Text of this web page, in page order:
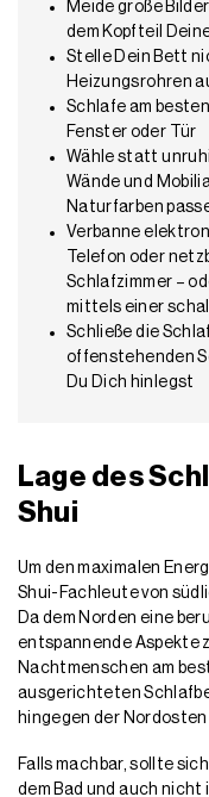
Meide große
dem Kopfteil
Stelle Dein Bett
Heizungsrohren
Schlafe am
Fenster oder Tür
Wähle statt
Wände und
Naturfarben
Verbanne
Telefon oder
Schlafzimmer –
mittels einer
Schließe die
offenstehenden
Du Dich hinlegst
Lage des
Shui
Um den maximalen
Shui-Fachleute von
Da dem Norden eine
entspannende Aspekte
Nachtmenschen am
ausgerichteten
hingegen der
Falls machbar, sollte
dem Bad und auch nicht